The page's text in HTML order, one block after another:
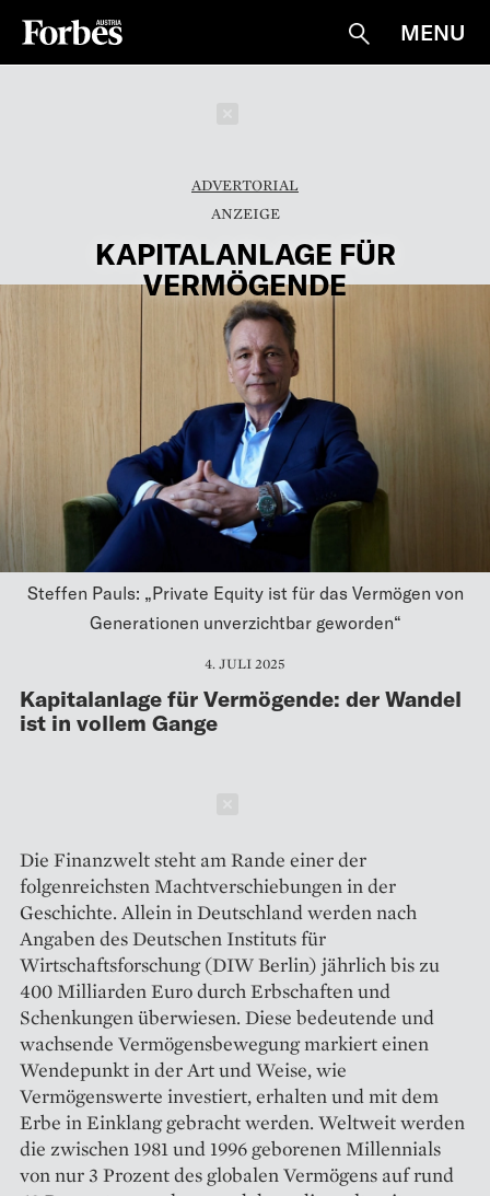
Suche
MENU
ADVERTORIAL
KAPITALANLAGE FÜR
VERMÖGENDE
Steffen Pauls: „Private Equity ist für das Vermögen von
Generationen unverzichtbar geworden“
4. JULI 2025
Kapitalanlage für Vermögende: der Wandel
ist in vollem Gange
Die Finanzwelt steht am Rande einer der
folgenreichsten Machtverschiebungen in der
Geschichte. Allein in Deutschland werden nach
Angaben des Deutschen Instituts für
Wirtschaftsforschung (DIW Berlin) jährlich bis zu
400 Milliarden Euro durch Erbschaften und
Schenkungen überwiesen. Diese bedeutende und
wachsende Vermögensbewegung markiert einen
Wendepunkt in der Art und Weise, wie
Vermögenswerte investiert, erhalten und mit dem
Erbe in Einklang gebracht werden. Weltweit werden
die zwischen 1981 und 1996 geborenen Millennials
von nur 3 Prozent des globalen Vermögens auf rund